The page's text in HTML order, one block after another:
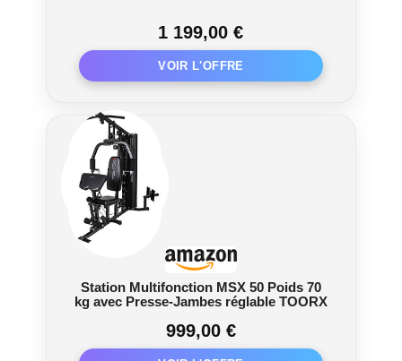
1 199,00 €
Station Multifonction MSX 50 Poids 70
kg avec Presse-Jambes réglable TOORX
999,00 €